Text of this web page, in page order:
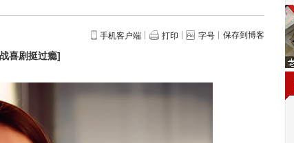
手机客户端 打印 字号 保存到博客
喜剧挺过瘾]